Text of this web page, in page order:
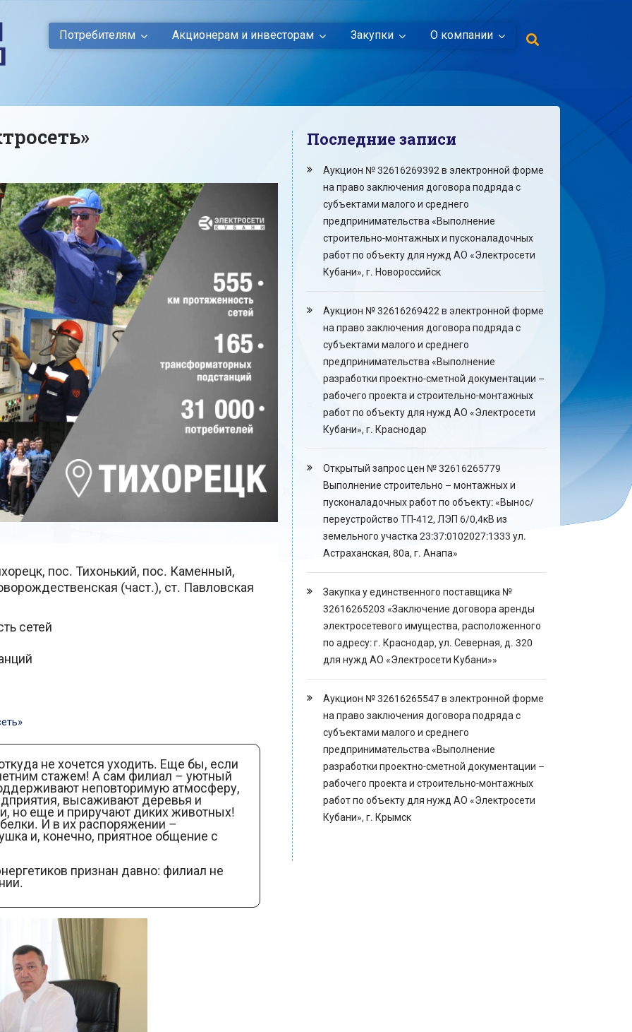
Потребителям Акционерам и инвесторам Закупки О компании
пос. Тихонький, пос. Каменный,
(част.), ст. Павловская
сетей
не хочется уходить. Еще бы, если
стажем! А сам филиал – уютный
неповторимую атмосферу,
высаживают деревья и
но еще и приручают диких животных!
И в их распоряжении –
и, конечно, приятное общение с
признан давно: филиал не
Последние записи
Аукцион № 32616269392 в электронной форме
на право заключения договора подряда с
субъектами малого и среднего
предпринимательства «Выполнение
строительно-монтажных и пусконаладочных
работ по объекту для нужд АО «Электросети
Кубани», г. Новороссийск
Аукцион № 32616269422 в электронной форме
на право заключения договора подряда с
субъектами малого и среднего
предпринимательства «Выполнение
разработки проектно-сметной документации –
рабочего проекта и строительно-монтажных
работ по объекту для нужд АО «Электросети
Кубани», г. Краснодар
Открытый запрос цен № 32616265779
Выполнение строительно – монтажных и
пусконаладочных работ по объекту: «Вынос/
переустройство ТП-412, ЛЭП 6/0,4кВ из
земельного участка 23:37:0102027:1333 ул.
Астраханская, 80а, г. Анапа»
Закупка у единственного поставщика №
32616265203 «Заключение договора аренды
электросетевого имущества, расположенного
по адресу: г. Краснодар, ул. Северная, д. 320
для нужд АО «Электросети Кубани»»
Аукцион № 32616265547 в электронной форме
на право заключения договора подряда с
субъектами малого и среднего
предпринимательства «Выполнение
разработки проектно-сметной документации –
рабочего проекта и строительно-монтажных
работ по объекту для нужд АО «Электросети
Кубани», г. Крымск